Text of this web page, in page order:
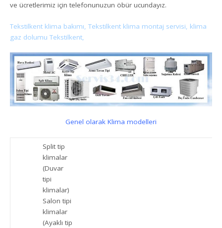
ve ücretlerimiz için telefonunuzun öbür ucundayız.
Tekstilkent klima bakımı, Tekstilkent klima montaj servisi, klima
gaz dolumu Tekstilkent,
Genel olarak Klima modelleri
Split tip
klimalar
(Duvar
tipi
klimalar)
Salon tipi
klimalar
(Ayaklı tip